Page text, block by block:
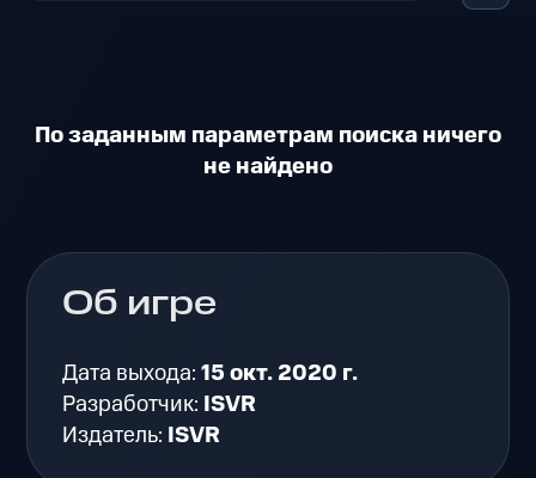
По заданным параметрам поиска ничего
не найдено
Об игре
Дата выхода:15 окт. 2020 г.
Разработчик: ISVR
Издатель: ISVR